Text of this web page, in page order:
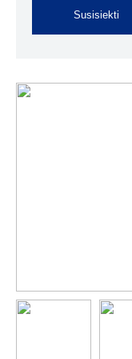
Susisiekti